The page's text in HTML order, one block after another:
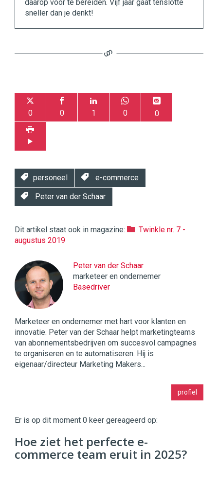
daarop voor te bereiden. Vijf jaar gaat tenslotte
sneller dan je denkt!
0 0 1 0 0
personeel e-commerce
Peter van der Schaar
Dit artikel staat ook in magazine:
Twinkle nr. 7 -
augustus 2019
Peter van der Schaar
marketeer en ondernemer
Basedriver
Marketeer en ondernemer met hart voor klanten en
innovatie. Peter van der Schaar helpt marketingteams
van abonnementsbedrijven om succesvol campagnes
te organiseren en te automatiseren. Hij is
eigenaar/directeur Marketing Makers...
profiel
Commerce https://twinklemagazine.nl
96 54
Er is op dit moment 0 keer gereageerd op:
Hoe ziet het perfecte e-
commerce team eruit in 2025?